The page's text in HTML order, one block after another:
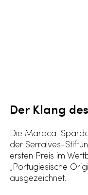
Der Klang
Die Maraca-
der Serralves-
ersten Preis im
„Portugiesische
ausgezeichnet.